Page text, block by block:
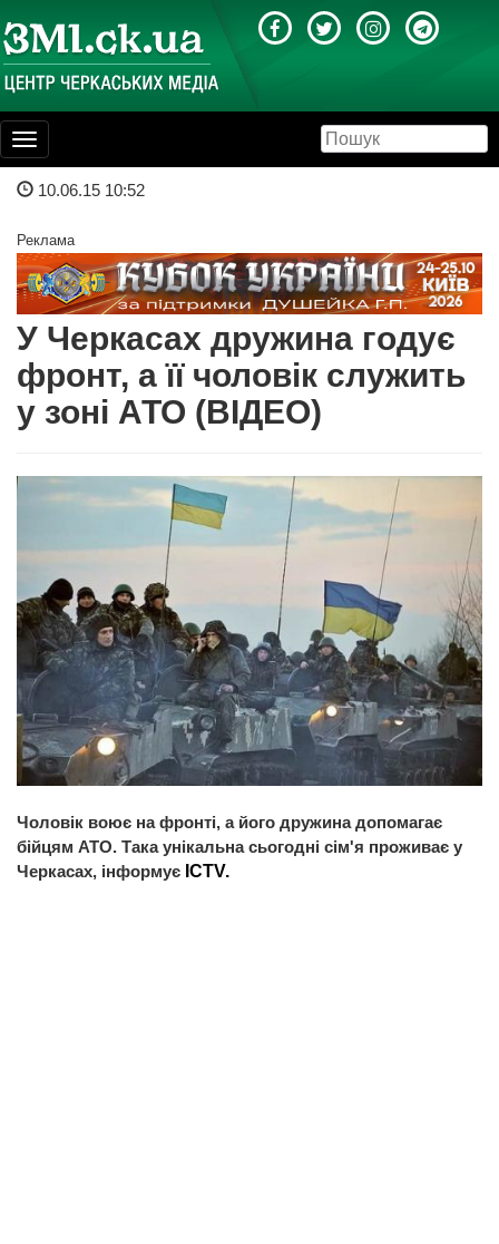
Toggle
navigation
10.06.15 10:52
Реклама
У Черкасах дружина годує
фронт, а її чоловік служить
у зоні АТО (ВІДЕО)
Чоловік воює на фронті, а його дружина допомагає
бійцям АТО. Така унікальна сьогодні сім'я проживає у
Черкасах, інформує ICTV.